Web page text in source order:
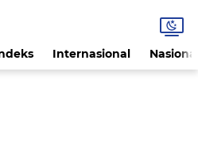
Internasional